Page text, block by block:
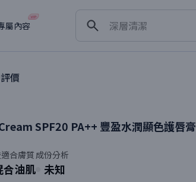
屬內容
深層清潔
價
SPF20 PA++ 豐盈水潤顯色護唇膏
合膚質
合油肌
成份分析
未知